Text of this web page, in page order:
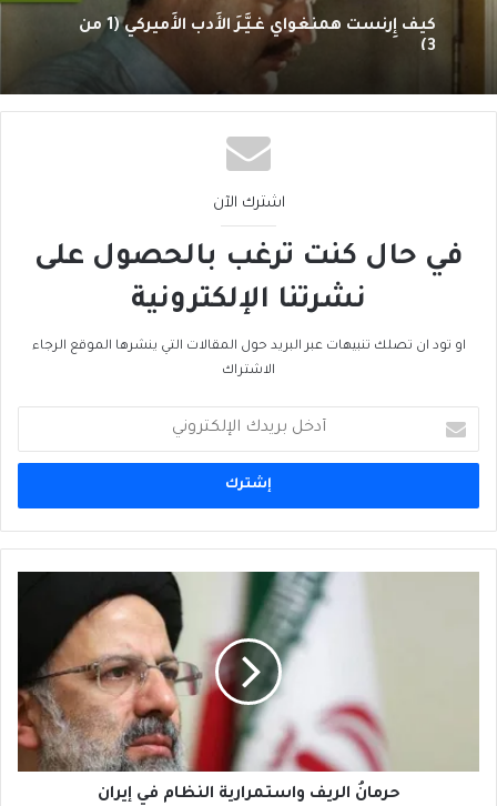
كيف إِرنست همنغواي غـيَّـرَ الأَدب الأَميركي (1 من
3)
اشترك الآن
في حال كنت ترغب بالحصول على
نشرتنا الإلكترونية
او تود ان تصلك تنبيهات عبر البريد حول المقالات التي ينشرها الموقع الرجاء
الاشتراك
بريدك
الإلكتروني
حرمانُ الريف واستمرارية النظام في إيران